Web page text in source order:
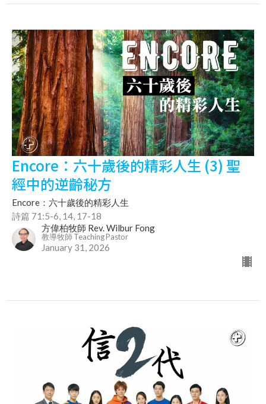
Encore：六十歲後的精彩人生 (3) 聖
經中的逆齡秘方
Encore：六十歲後的精彩人生
詩篇 71:5-6, 14, 17-18
方偉柏牧師 Rev. Wilbur Fong
教導牧師 Teaching Pastor
January 31, 2026